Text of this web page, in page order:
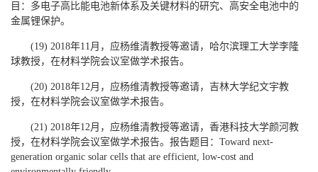
目：多电子高比能电池新体系及关键材料的研究、高安全电池中的
金属锂保护。
(19) 2018年11月，应杨维清教授等邀请，哈尔滨理工大学李隆
球教授，在材料学院会议室做学术报告。
(20) 2018年12月，应杨维清教授等邀请，吉林大学纪文宇教
授，在材料学院会议室做学术报告。
(21) 2018年12月，应杨维清教授等邀请，香港科技大学颜河教
授，在材料学院会议室做学术报告。报告题目：Toward next-
generation organic solar cells that are efficient, low-cost and